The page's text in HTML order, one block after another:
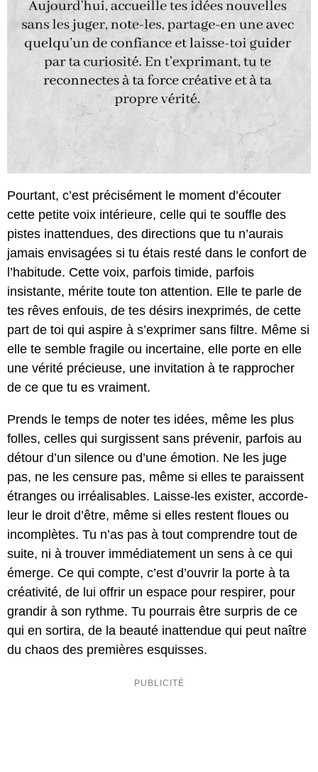
Pourtant, c’est précisément le moment d’écouter
cette petite voix intérieure, celle qui te souffle des
pistes inattendues, des directions que tu n’aurais
jamais envisagées si tu étais resté dans le confort de
l’habitude. Cette voix, parfois timide, parfois
insistante, mérite toute ton attention. Elle te parle de
tes rêves enfouis, de tes désirs inexprimés, de cette
part de toi qui aspire à s’exprimer sans filtre. Même si
elle te semble fragile ou incertaine, elle porte en elle
une vérité précieuse, une invitation à te rapprocher
de ce que tu es vraiment.
Prends le temps de noter tes idées, même les plus
folles, celles qui surgissent sans prévenir, parfois au
détour d’un silence ou d’une émotion. Ne les juge
pas, ne les censure pas, même si elles te paraissent
étranges ou irréalisables. Laisse-les exister, accorde-
leur le droit d’être, même si elles restent floues ou
incomplètes. Tu n’as pas à tout comprendre tout de
suite, ni à trouver immédiatement un sens à ce qui
émerge. Ce qui compte, c’est d’ouvrir la porte à ta
créativité, de lui offrir un espace pour respirer, pour
grandir à son rythme. Tu pourrais être surpris de ce
qui en sortira, de la beauté inattendue qui peut naître
du chaos des premières esquisses.